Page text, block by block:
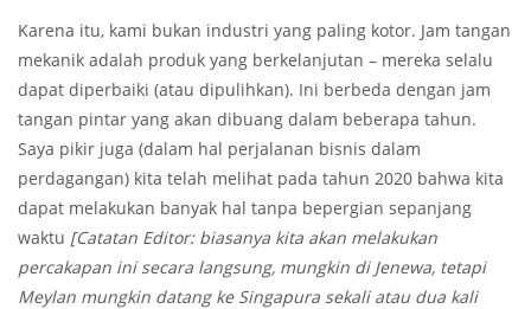
Karena itu, kami bukan industri yang paling kotor. Jam tangan
mekanik adalah produk yang berkelanjutan – mereka selalu
dapat diperbaiki (atau dipulihkan). Ini berbeda dengan jam
tangan pintar yang akan dibuang dalam beberapa tahun.
Saya pikir juga (dalam hal perjalanan bisnis dalam
perdagangan) kita telah melihat pada tahun 2020 bahwa kita
dapat melakukan banyak hal tanpa bepergian sepanjang
waktu [Catatan Editor: biasanya kita akan melakukan
percakapan ini secara langsung, mungkin di Jenewa, tetapi
Meylan mungkin datang ke Singapura sekali atau dua kali